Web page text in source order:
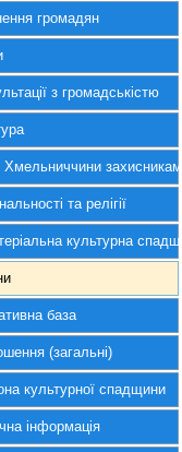
громадян
з громадськістю
Хмельниччини захисникам
та релігії
культурна
база
(загальні)
культурної спадщини
інформація